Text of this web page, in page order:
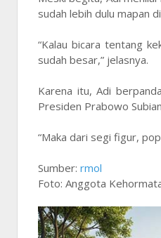
sudah lebih dulu mapan
“Kalau bicara tentang
sudah besar,” jelasnya.
Karena itu, Adi
Presiden Prabowo
“Maka dari segi figur,
Sumber: rmol
Foto: Anggota